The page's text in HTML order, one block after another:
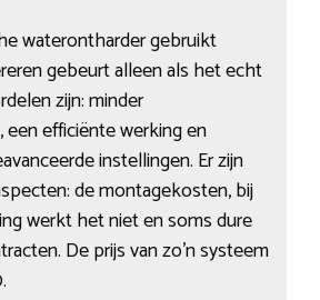
waterontharder gebruikt
gebeurt alleen als het echt
zijn: minder
efficiënte werking en
instellingen. Er zijn
de montagekosten, bij
werkt het niet en soms dure
De prijs van zo’n systeem